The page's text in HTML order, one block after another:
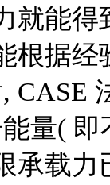
就能
根据
CASE
量(
承载